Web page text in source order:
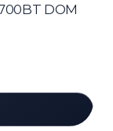
DOM